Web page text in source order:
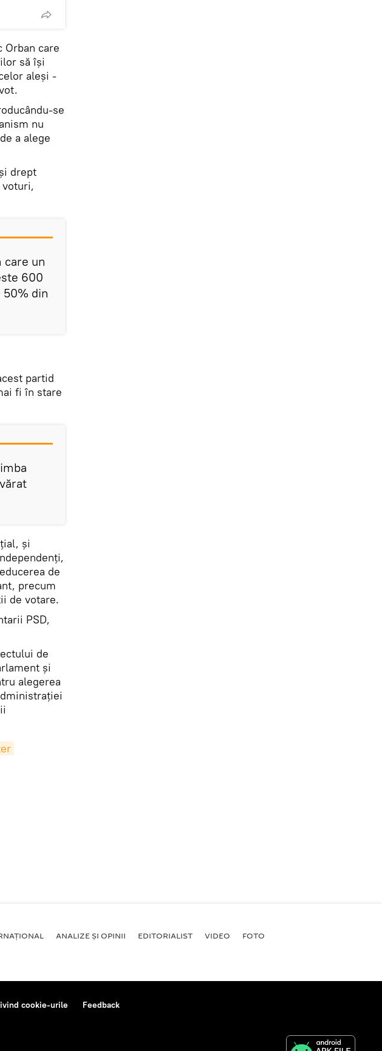
Orban care
să își
aleși -
se
nu
a alege
drept
care un
600
din
partid
fi în stare
și
de
precum
de votare.
PSD,
de
și
alegerea
ANALIZE ȘI OPINII EDITORIALIST VIDEO FOTO
cookie-urile Feedback